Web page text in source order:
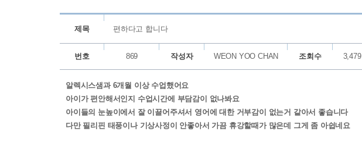
제목 편하다고 합니다
번호 869 작성자 WEON YOO CHAN 조회수 3,479
알렉시스샘과 6개월 이상 수업했어요
아이가 편안해서인지 수업시간에 부담감이 없나봐요
아이들의 눈높이에서 잘 이끌어주셔서 영어에 대한 거부감이 없는거 같아서 좋습니다
다만 필리핀 태풍이나 기상사정이 안좋아서 가끔 휴강할때가 많은데 그게 좀 아쉽네요